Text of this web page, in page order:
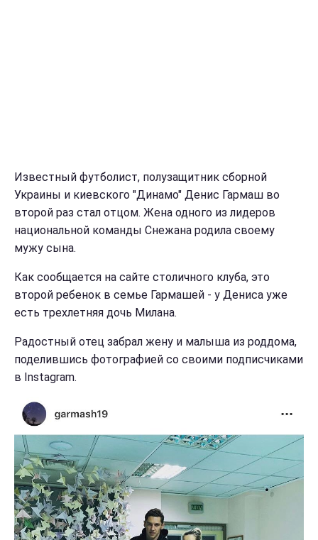
Известный футболист, полузащитник сборной
Украины и киевского "Динамо" Денис Гармаш во
второй раз стал отцом. Жена одного из лидеров
национальной команды Снежана родила своему
мужу сына.
Как сообщается на сайте столичного клуба, это
второй ребенок в семье Гармашей - у Дениса уже
есть трехлетняя дочь Милана.
Радостный отец забрал жену и малыша из роддома,
поделившись фотографией со своими подписчиками
в Instagram.